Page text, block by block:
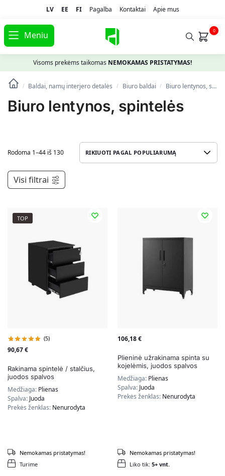
LV EE FI Pagalba Kontaktai Apie mus
Meniu 0
Visoms prekėms taikomas NEMOKAMAS PRISTATYMAS!
/ Baldai, namų interjero detalės / Biuro baldai / Biuro lentynos, spintelės
Biuro lentynos, spintelės
Rodoma 1–44 iš 130
Visi filtrai
TOP
(5)
90,67€
Rakinama spintelė / stalčius,
juodos spalvos
Medžiaga: Plienas
Spalva: Juoda
Prekės ženklas: Nenurodyta
Turime
Nemokamas pristatymas!
106,18€
Plieninė užrakinama spinta su
kojelėmis, juodos spalvos
Medžiaga: Plienas
Spalva: Juoda
Prekės ženklas: Nenurodyta
Liko tik: 5+ vnt.
Nemokamas pristatymas!